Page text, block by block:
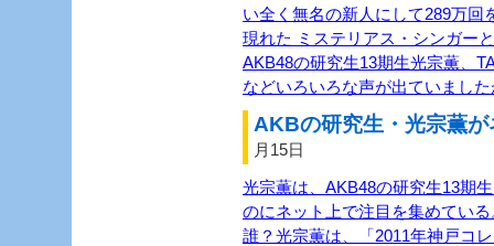
い全く無名の新人にして289万回
現れた ミステリアス・シンガー
AKB48の研究生13期生光宗薫、
などいろいろな声が出ていまし
AKBの研究生・光宗薫
月15日
光宗薫は、AKB48の研究生13期
のにネット上で注目を集めてい
誰？光宗薫は、「2011年神戸コ